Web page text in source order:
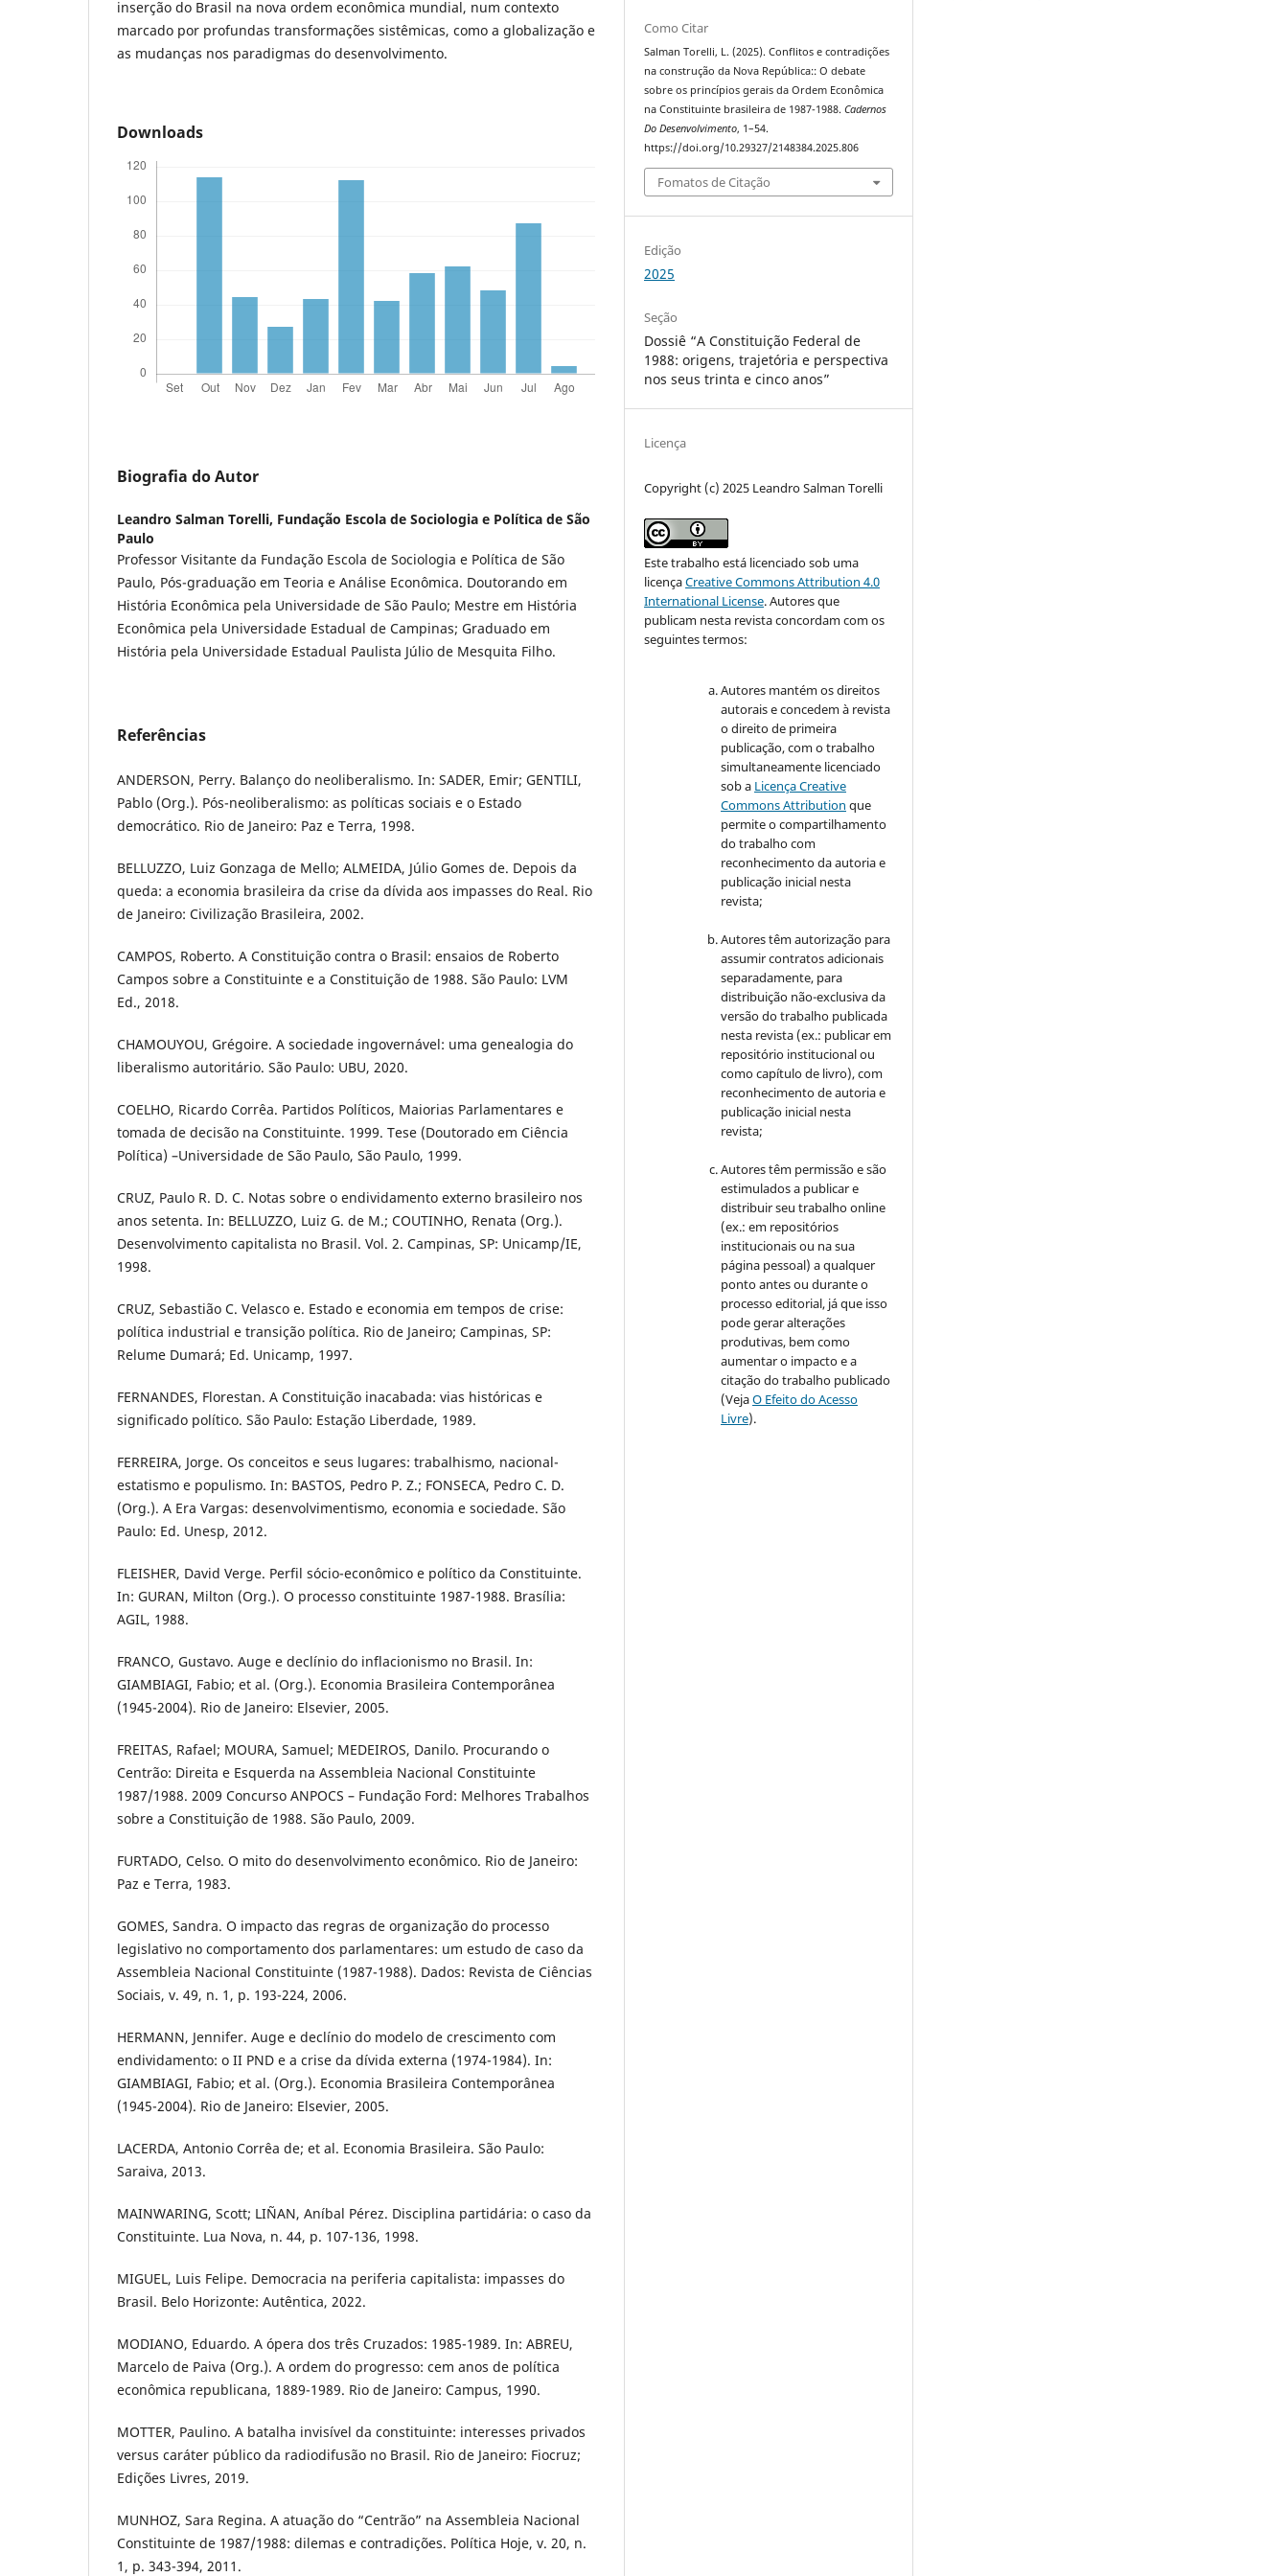
inserção do Brasil na nova ordem econômica mundial, num contexto
marcado por profundas transformações sistêmicas, como a globalização e
as mudanças nos paradigmas do desenvolvimento.
Downloads
Biografia do Autor
Leandro Salman Torelli, Fundação Escola de Sociologia e Política de São
Paulo
Professor Visitante da Fundação Escola de Sociologia e Política de São
Paulo, Pós-graduação em Teoria e Análise Econômica. Doutorando em
História Econômica pela Universidade de São Paulo; Mestre em História
Econômica pela Universidade Estadual de Campinas; Graduado em
História pela Universidade Estadual Paulista Júlio de Mesquita Filho.
Referências
ANDERSON, Perry. Balanço do neoliberalismo. In: SADER, Emir; GENTILI,
Pablo (Org.). Pós-neoliberalismo: as políticas sociais e o Estado
democrático. Rio de Janeiro: Paz e Terra, 1998.
BELLUZZO, Luiz Gonzaga de Mello; ALMEIDA, Júlio Gomes de. Depois da
queda: a economia brasileira da crise da dívida aos impasses do Real. Rio
de Janeiro: Civilização Brasileira, 2002.
CAMPOS, Roberto. A Constituição contra o Brasil: ensaios de Roberto
Campos sobre a Constituinte e a Constituição de 1988. São Paulo: LVM
Ed., 2018.
CHAMOUYOU, Grégoire. A sociedade ingovernável: uma genealogia do
liberalismo autoritário. São Paulo: UBU, 2020.
COELHO, Ricardo Corrêa. Partidos Políticos, Maiorias Parlamentares e
tomada de decisão na Constituinte. 1999. Tese (Doutorado em Ciência
Política) –Universidade de São Paulo, São Paulo, 1999.
CRUZ, Paulo R. D. C. Notas sobre o endividamento externo brasileiro nos
anos setenta. In: BELLUZZO, Luiz G. de M.; COUTINHO, Renata (Org.).
Desenvolvimento capitalista no Brasil. Vol. 2. Campinas, SP: Unicamp/IE,
1998.
CRUZ, Sebastião C. Velasco e. Estado e economia em tempos de crise:
política industrial e transição política. Rio de Janeiro; Campinas, SP:
Relume Dumará; Ed. Unicamp, 1997.
FERNANDES, Florestan. A Constituição inacabada: vias históricas e
significado político. São Paulo: Estação Liberdade, 1989.
FERREIRA, Jorge. Os conceitos e seus lugares: trabalhismo, nacional-
estatismo e populismo. In: BASTOS, Pedro P. Z.; FONSECA, Pedro C. D.
(Org.). A Era Vargas: desenvolvimentismo, economia e sociedade. São
Paulo: Ed. Unesp, 2012.
FLEISHER, David Verge. Perfil sócio-econômico e político da Constituinte.
In: GURAN, Milton (Org.). O processo constituinte 1987-1988. Brasília:
AGIL, 1988.
FRANCO, Gustavo. Auge e declínio do inflacionismo no Brasil. In:
GIAMBIAGI, Fabio; et al. (Org.). Economia Brasileira Contemporânea
(1945-2004). Rio de Janeiro: Elsevier, 2005.
FREITAS, Rafael; MOURA, Samuel; MEDEIROS, Danilo. Procurando o
Centrão: Direita e Esquerda na Assembleia Nacional Constituinte
1987/1988. 2009 Concurso ANPOCS – Fundação Ford: Melhores Trabalhos
sobre a Constituição de 1988. São Paulo, 2009.
FURTADO, Celso. O mito do desenvolvimento econômico. Rio de Janeiro:
Paz e Terra, 1983.
GOMES, Sandra. O impacto das regras de organização do processo
legislativo no comportamento dos parlamentares: um estudo de caso da
Assembleia Nacional Constituinte (1987-1988). Dados: Revista de Ciências
Sociais, v. 49, n. 1, p. 193-224, 2006.
HERMANN, Jennifer. Auge e declínio do modelo de crescimento com
endividamento: o II PND e a crise da dívida externa (1974-1984). In:
GIAMBIAGI, Fabio; et al. (Org.). Economia Brasileira Contemporânea
(1945-2004). Rio de Janeiro: Elsevier, 2005.
LACERDA, Antonio Corrêa de; et al. Economia Brasileira. São Paulo:
Saraiva, 2013.
MAINWARING, Scott; LIÑAN, Aníbal Pérez. Disciplina partidária: o caso da
Constituinte. Lua Nova, n. 44, p. 107-136, 1998.
MIGUEL, Luis Felipe. Democracia na periferia capitalista: impasses do
Brasil. Belo Horizonte: Autêntica, 2022.
MODIANO, Eduardo. A ópera dos três Cruzados: 1985-1989. In: ABREU,
Marcelo de Paiva (Org.). A ordem do progresso: cem anos de política
econômica republicana, 1889-1989. Rio de Janeiro: Campus, 1990.
MOTTER, Paulino. A batalha invisível da constituinte: interesses privados
versus caráter público da radiodifusão no Brasil. Rio de Janeiro: Fiocruz;
Edições Livres, 2019.
MUNHOZ, Sara Regina. A atuação do “Centrão” na Assembleia Nacional
Constituinte de 1987/1988: dilemas e contradições. Política Hoje, v. 20, n.
1, p. 343-394, 2011.
Como Citar
Salman Torelli, L. (2025). Conflitos e contradições
na construção da Nova República:: O debate
sobre os princípios gerais da Ordem Econômica
na Constituinte brasileira de 1987-1988.Cadernos
Do Desenvolvimento, 1–54.
https://doi.org/10.29327/2148384.2025.806
Fomatos de Citação
Edição
2025
Seção
Dossiê “A Constituição Federal de
1988: origens, trajetória e perspectiva
nos seus trinta e cinco anos”
Licença
Copyright (c) 2025 Leandro Salman Torelli
Este trabalho está licenciado sob uma
licençaCreative Commons Attribution 4.0
International License.Autores que
publicam nesta revista concordam com os
seguintes termos:
Autores mantém os direitos
autorais e concedem à revista
o direito de primeira
publicação, com o trabalho
simultaneamente licenciado
sob a Licença Creative
Commons Attribution que
permite o compartilhamento
do trabalho com
reconhecimento da autoria e
publicação inicial nesta
revista;
Autores têm autorização para
assumir contratos adicionais
separadamente, para
distribuição não-exclusiva da
versão do trabalho publicada
nesta revista (ex.: publicar em
repositório institucional ou
como capítulo de livro), com
reconhecimento de autoria e
publicação inicial nesta
revista;
Autores têm permissão e são
estimulados a publicar e
distribuir seu trabalho online
(ex.: em repositórios
institucionais ou na sua
página pessoal) a qualquer
ponto antes ou durante o
processo editorial, já que isso
pode gerar alterações
produtivas, bem como
aumentar o impacto e a
citação do trabalho publicado
(VejaO Efeito do Acesso
Livre).